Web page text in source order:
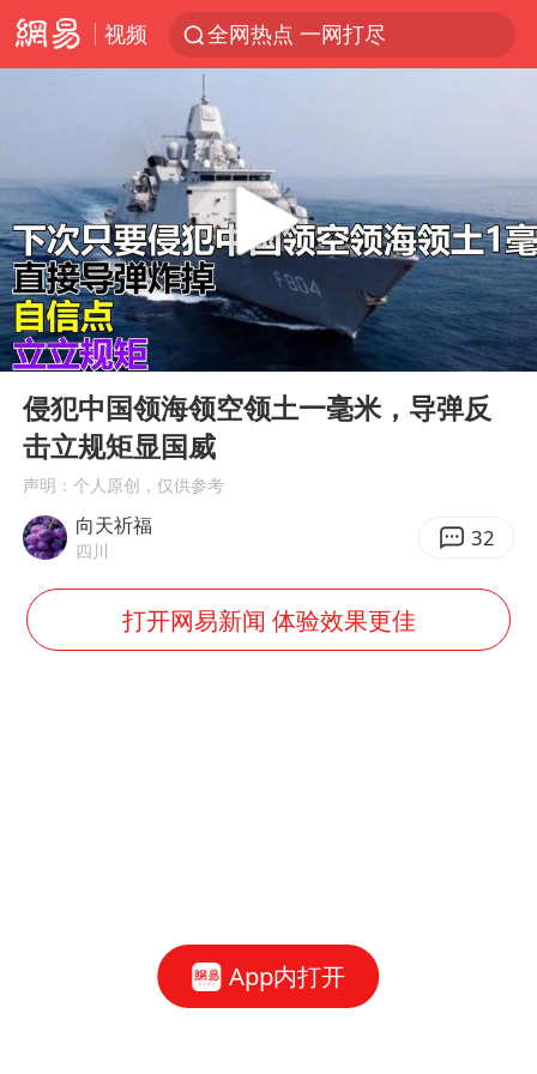
视频 全网热点 一网打尽
Play
00:00 07:45
侵犯中国领海领空领土一毫米，导弹反
击立规矩显国威
声明：个人原创，仅供参考
向天祈福
四川 32
打开网易新闻 体验效果更佳
App内打开